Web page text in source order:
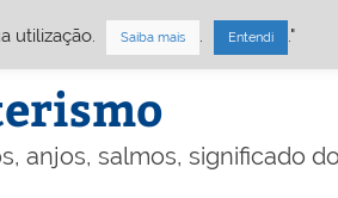
anjos, salmos, significado
utilização. Saiba mais . Entendi ."